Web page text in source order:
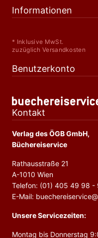
Informationen
* Inklusive MwSt.
zuzüglich Versandkosten
Benutzerkonto
Kontakt
Verlag des ÖGB GmbH,
Büchereiservice
Rathausstraße 21
A-1010 Wien
Telefon: (01) 405 49 98 -
E-Mail:
Unsere Servicezeiten:
Montag bis Donnerstag